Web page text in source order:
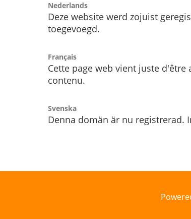
Nederlands
Deze website werd zojuist
toegevoegd.
Français
Cette page web vient juste
contenu.
Svenska
Denna domän är nu registrerad.